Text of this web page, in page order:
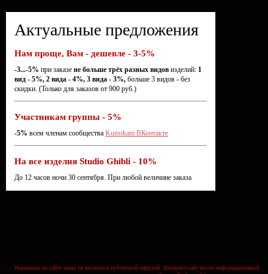
Актуальные предложения
Нам проще, Вам - дешевле - 3-5%
-3...-5% при заказе не больше трёх разных видов изделий: 1
вид - 5%, 2 вида - 4%, 3 вида - 3%, больше 3 видов - без
скидки. (Только для заказов от 900 руб.)
Участникам группы - 5%
-5% всем членам сообщества Kunstkam ВКонтакте
На все изделия Studio Ghibli - 10%
До 12 часов ночи 30 сентября. При любой величине заказа
Указанные на сайте цены не являются публичной офертой. Интернет-сайт носит информационный